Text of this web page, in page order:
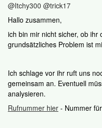
@Itchy300 @trick17
Hallo zusammen,
ich bin mir nicht sicher, ob ihr
grundsätzliches Problem ist
Ich schlage vor ihr ruft uns
gemeinsam an. Eventuell
analysieren.
Rufnummer hier - Nummer